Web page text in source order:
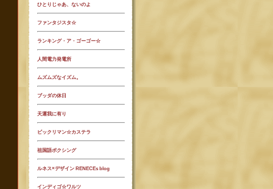
ひとりじゃあ、ないのよ
ファンタジスタ☆
ランキング・ア・ゴーゴー☆
人間電力発電所
ムズムズなイズム。
ブッダの休日
天運我に有り
ビックリマン☆カステラ
祖国語ボクシング
ルネス×デザイン RENECEs blog
インディゴ☆ワルツ